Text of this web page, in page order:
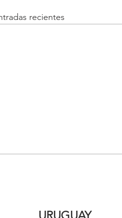
recientes